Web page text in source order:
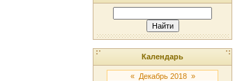
Календарь
« Декабрь 2018 »